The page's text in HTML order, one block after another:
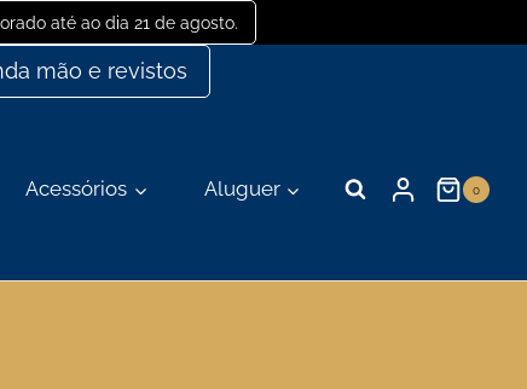
até ao dia 21 de agosto.
mão e revistos
Acessórios Aluguer 0